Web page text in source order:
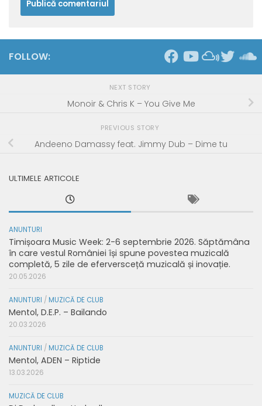
FOLLOW:
NEXT STORY
Monoir & Chris K – You Give Me
PREVIOUS STORY
Andeeno Damassy feat. Jimmy Dub – Dime tu
ULTIMELE ARTICOLE
ANUNTURI
Timișoara Music Week: 2-6 septembrie 2026. Săptămâna
în care vestul României își spune povestea muzicală
completă, 5 zile de eferversceță muzicală și inovație.
20.05.2026
ANUNTURI / MUZICĂ DE CLUB
Mentol, D.E.P. – Bailando
20.03.2026
ANUNTURI / MUZICĂ DE CLUB
Mentol, ADEN – Riptide
13.03.2026
MUZICĂ DE CLUB